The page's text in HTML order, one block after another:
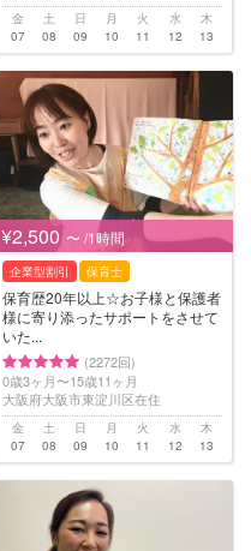
金
07
土
08
日
09
月
10
火
11
水
12
木
13
¥2,500 〜 /1時間
企業型割引 保育士
保育歴20年以上☆お子様と保護者
様に寄り添ったサポートをさせて
いた...
(2272回)
0歳3ヶ月〜15歳11ヶ月
大阪府大阪市東淀川区在住
金
07
土
08
日
09
月
10
火
11
水
12
木
13